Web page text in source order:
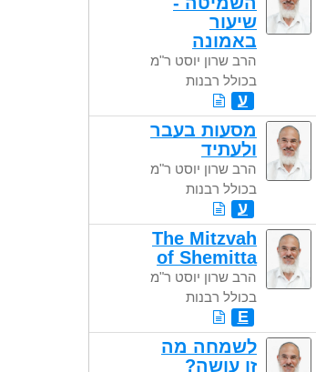
שיעור
באמונה
הרב שרון יוסט ר"מ
בכולל רבנות
ע
מסעות בעבר
ולעתיד
הרב שרון יוסט ר"מ
בכולל רבנות
ע
The Mitzvah
of Shemitta
הרב שרון יוסט ר"מ
בכולל רבנות
E
לשמחה מה
זו עושה?